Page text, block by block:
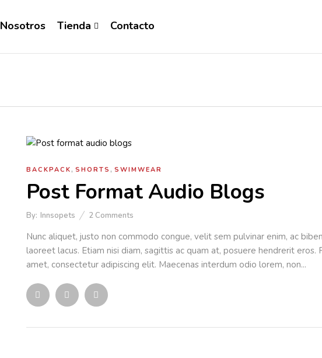
Nosotros Tienda Contacto
BACKPACK , SHORTS , SWIMWEAR
Post Format Audio Blogs
By: Innsopets 2Comments
Nunc aliquet, justo non commodo congue, velit sem pulvinar enim, ac
laoreet lacus. Etiam nisi diam, sagittis ac quam at, posuere hendrerit
amet, consectetur adipiscing elit. Maecenas interdum odio lorem, non...